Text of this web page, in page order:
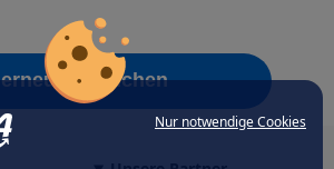
Nur notwendige Cookies
erneut versuchen